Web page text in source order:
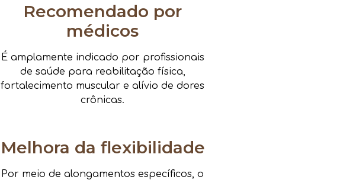
Recomendado por
médicos
É amplamente indicado por profissionais
de saúde para reabilitação física,
fortalecimento muscular e alívio de dores
crônicas.
Melhora da flexibilidade
Por meio de alongamentos específicos, o